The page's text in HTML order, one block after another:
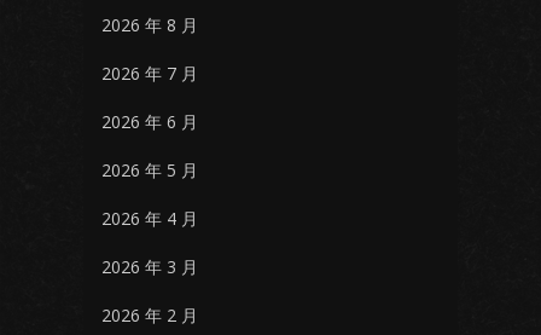
2026 年 8 月
2026 年 7 月
2026 年 6 月
2026 年 5 月
2026 年 4 月
2026 年 3 月
2026 年 2 月